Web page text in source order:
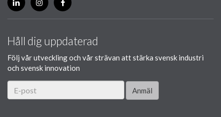
Håll dig uppdaterad
Följ vår utveckling och vår strävan att stärka svensk industri
och svensk innovation
Anmäl